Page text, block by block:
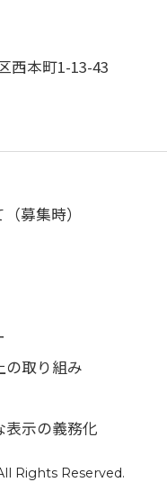
西本町1-13-43
募集時）
の取り組み
表示の義務化
Rights Reserved.